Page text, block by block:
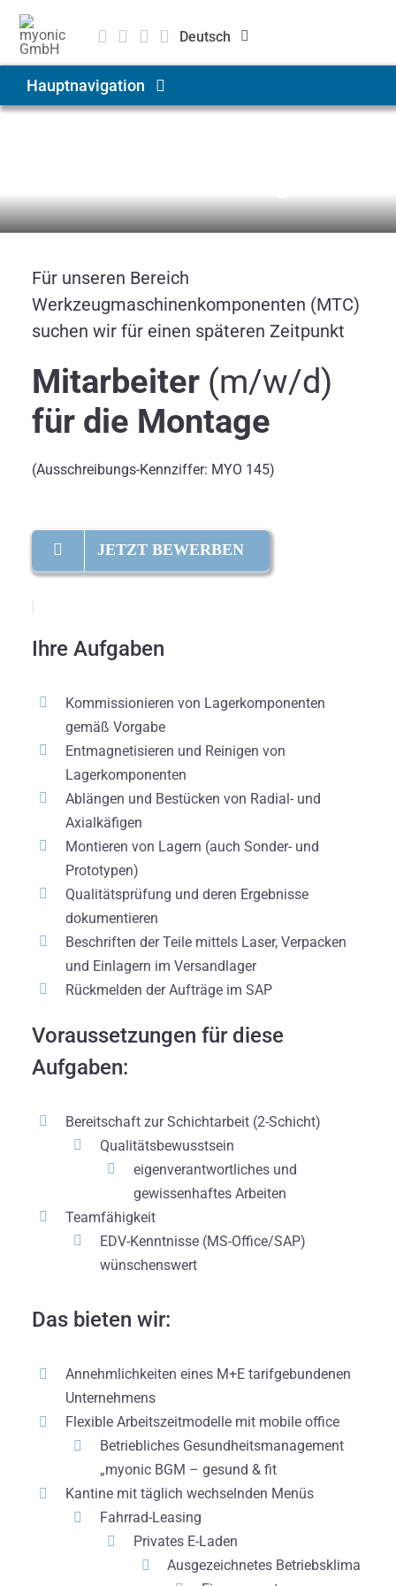
Inhalt
springen
Deutsch
English
Čeština
Hauptnavigation
Karriere
Für unseren Bereich
Werkzeugmaschinenkomponenten (MTC)
suchen wir für einen späteren Zeitpunkt
Mitarbeiter (m/w/d)
für die Montage
(Ausschreibungs-Kennziffer: MYO 145)
JETZT BEWERBEN
Ihre Aufgaben
Kommissionieren von Lagerkomponenten
gemäß Vorgabe
Entmagnetisieren und Reinigen von
Lagerkomponenten
Ablängen und Bestücken von Radial- und
Axialkäfigen
Montieren von Lagern (auch Sonder- und
Prototypen)
Qualitätsprüfung und deren Ergebnisse
dokumentieren
Beschriften der Teile mittels Laser, Verpacken
und Einlagern im Versandlager
Rückmelden der Aufträge im SAP
Voraussetzungen für diese
Aufgaben:
Bereitschaft zur Schichtarbeit (2-Schicht)
Qualitätsbewusstsein
eigenverantwortliches und
gewissenhaftes Arbeiten
Teamfähigkeit
EDV-Kenntnisse (MS-Office/SAP)
wünschenswert
Das bieten wir:
Annehmlichkeiten eines M+E tarifgebundenen
Unternehmens
Flexible Arbeitszeitmodelle mit mobile office
Betriebliches Gesundheitsmanagement
„myonic BGM – gesund & fit
Kantine mit täglich wechselnden Menüs
Fahrrad-Leasing
Privates E-Laden
Ausgezeichnetes Betriebsklima